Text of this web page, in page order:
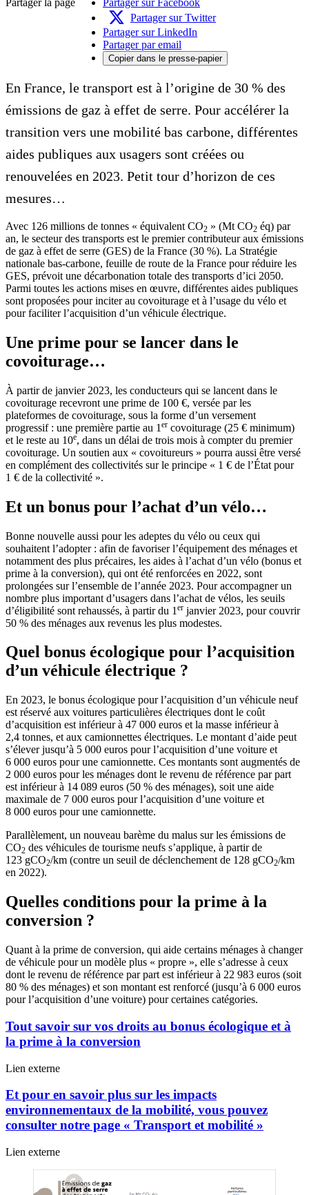
Partager sur Twitter
Partager sur LinkedIn
Partager par email
Copier dans le presse-papier
En France, le transport est à l’origine de 30 % des
émissions de gaz à effet de serre. Pour accélérer la
transition vers une mobilité bas carbone, différentes
aides publiques aux usagers sont créées ou
renouvelées en 2023. Petit tour d’horizon de ces
mesures…
Avec 126 millions de tonnes « équivalent CO2 » (Mt CO2 éq) par
an, le secteur des transports est le premier contributeur aux émissions
de gaz à effet de serre (GES) de la France (30 %). La Stratégie
nationale bas-carbone, feuille de route de la France pour réduire les
GES, prévoit une décarbonation totale des transports d’ici 2050.
Parmi toutes les actions mises en œuvre, différentes aides publiques
sont proposées pour inciter au covoiturage et à l’usage du vélo et
pour faciliter l’acquisition d’un véhicule électrique.
Une prime pour se lancer dans le
covoiturage…
À partir de janvier 2023, les conducteurs qui se lancent dans le
covoiturage recevront une prime de 100 €, versée par les
plateformes de covoiturage, sous la forme d’un versement
progressif : une première partie au 1 er covoiturage (25 € minimum)
et le reste au 10e, dans un délai de trois mois à compter du premier
covoiturage. Un soutien aux « covoitureurs » pourra aussi être versé
en complément des collectivités sur le principe « 1 € de l’État pour
1 € de la collectivité ».
Et un bonus pour l’achat d’un vélo…
Bonne nouvelle aussi pour les adeptes du vélo ou ceux qui
souhaitent l’adopter : afin de favoriser l’équipement des ménages et
notamment des plus précaires, les aides à l’achat d’un vélo (bonus et
prime à la conversion), qui ont été renforcées en 2022, sont
prolongées sur l’ensemble de l’année 2023. Pour accompagner un
nombre plus important d’usagers dans l’achat de vélos, les seuils
d’éligibilité sont rehaussés, à partir du 1 er janvier 2023, pour couvrir
50 % des ménages aux revenus les plus modestes.
Quel bonus écologique pour l’acquisition
d’un véhicule électrique ?
En 2023, le bonus écologique pour l’acquisition d’un véhicule neuf
est réservé aux voitures particulières électriques dont le coût
d’acquisition est inférieur à 47 000 euros et la masse inférieur à
2,4 tonnes, et aux camionnettes électriques. Le montant d’aide peut
s’élever jusqu’à 5 000 euros pour l’acquisition d’une voiture et
6 000 euros pour une camionnette. Ces montants sont augmentés de
2 000 euros pour les ménages dont le revenu de référence par part
est inférieur à 14 089 euros (50 % des ménages), soit une aide
maximale de 7 000 euros pour l’acquisition d’une voiture et
8 000 euros pour une camionnette.
Parallèlement, un nouveau barème du malus sur les émissions de
CO2 des véhicules de tourisme neufs s’applique, à partir de
123 gCO2/km (contre un seuil de déclenchement de 128 gCO2/km
en 2022).
Quelles conditions pour la prime à la
conversion ?
Quant à la prime de conversion, qui aide certains ménages à changer
de véhicule pour un modèle plus « propre », elle s’adresse à ceux
dont le revenu de référence par part est inférieur à 22 983 euros (soit
80 % des ménages) et son montant est renforcé (jusqu’à 6 000 euros
pour l’acquisition d’une voiture) pour certaines catégories.
Tout savoir sur vos droits au bonus écologique et à
la prime à la conversion
Tout
sur
droits
au
écologique
Lien externe
Et pour en savoir plus sur les impacts
environnementaux de la mobilité, vous pouvez
consulter notre page « Transport et mobilité »
Et
Lien externe